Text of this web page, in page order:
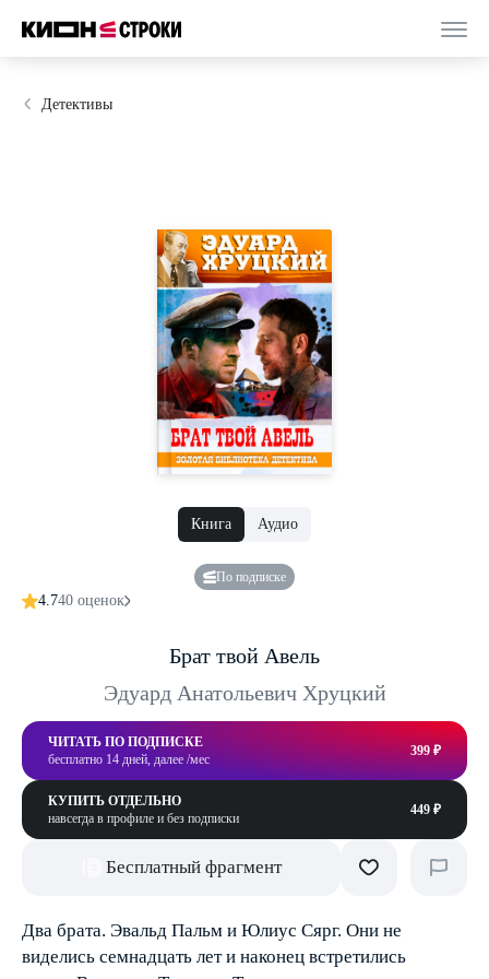
Детективы
Книга Аудио
По подписке
4.740 оценок
Брат твой Авель
Эдуард Анатольевич Хруцкий
ЧИТАТЬ ПО ПОДПИСКЕ
бесплатно 14 дней, далее /мес
399 ₽
КУПИТЬ ОТДЕЛЬНО
навсегда в профиле и без подписки
449 ₽
Бесплатный фрагмент
Два брата. Эвальд Пальм и Юлиус Сярг. Они не
виделись семнадцать лет и наконец встретились